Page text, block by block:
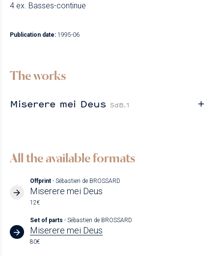
4 ex. Basses-continue
Publication date: 1995-06
The works
Miserere mei Deus SdB.1
All the available formats
Offprint - Sébastien de BROSSARD
Miserere mei Deus
12€
Set of parts - Sébastien de BROSSARD
Miserere mei Deus
80€